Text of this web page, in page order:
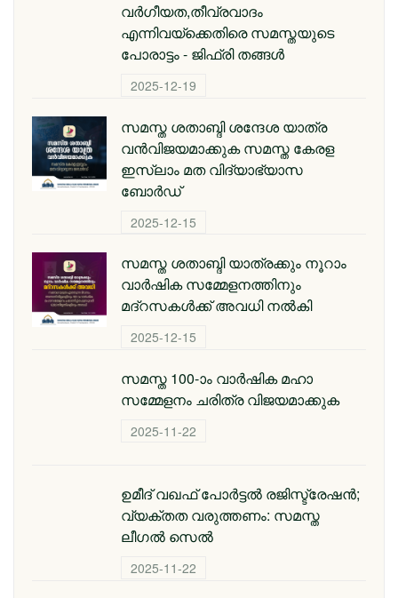
വർഗീയത,തീവ്രവാദം
എന്നിവയ്ക്കെതിരെ സമസ്തയുടെ
പോരാട്ടം - ജിഫ്‌രി തങ്ങൾ
2025-12-19
സമസ്ത ശതാബ്ദി ശന്ദേശ യാത്ര
വന്‍വിജയമാക്കുക സമസ്ത കേരള
ഇസ്ലാം മത വിദ്യാഭ്യാസ
ബോര്‍ഡ്
2025-12-15
സമസ്ത ശതാബ്ദി യാത്രക്കും നൂറാം
വാര്‍ഷിക സമ്മേളനത്തിനും
മദ്റസകള്‍ക്ക് അവധി നല്‍കി
2025-12-15
സമസ്ത 100-ാം വാര്‍ഷിക മഹാ
സമ്മേളനം ചരിത്ര വിജയമാക്കുക
2025-11-22
ഉമീദ് വഖഫ് പോർട്ടൽ രജിസ്ട്രേഷൻ;
വ്യക്തത വരുത്തണം: സമസ്ത
ലീഗൽ സെൽ
2025-11-22